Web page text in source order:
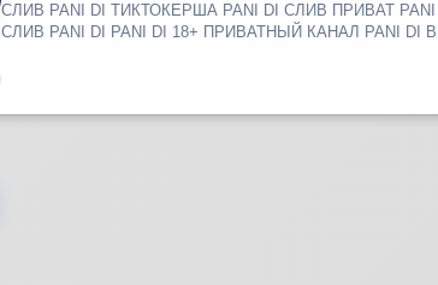
СЛИВ PANI DI ТИКТОКЕРША PANI DI СЛИВ ПРИВАТ
СЛИВ PANI DI PANI DI 18+ ПРИВАТНЫЙ КАНАЛ PANI DI